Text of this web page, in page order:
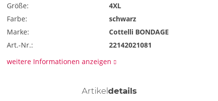
Größe:
4XL
Farbe:
schwarz
Marke:
Cottelli BONDAGE
Art.-Nr.:
22142021081
weitere Informationen anzeigen
Artikeldetails